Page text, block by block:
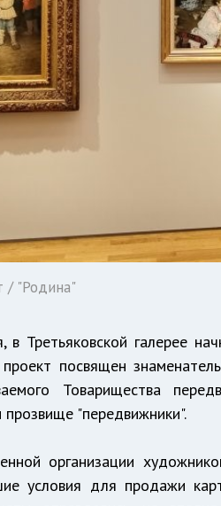
/ "Родина"
в Третьяковской галерее
посвящен
Товарищества
прозвище "передвижники".
организации
условия для продажи